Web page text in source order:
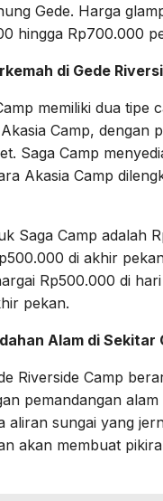
Gede. Harga
hingga Rp700.000
di Gede
memiliki dua tipe
Camp, dengan
Saga Camp
Akasia Camp
Saga Camp adalah
di akhir
Rp500.000 di
pekan.
Alam di Sekitar
Riverside Camp
pemandangan alam
aliran sungai yang
akan membuat